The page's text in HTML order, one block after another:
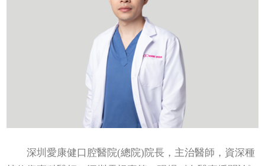
深圳愛康健口腔醫院(總院)院長，主治醫師，資深種